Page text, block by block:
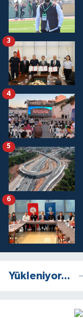
3
4
5
6
Yükleniyor...